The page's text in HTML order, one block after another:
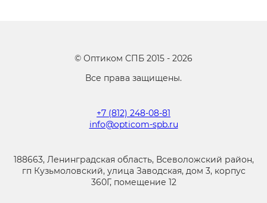
© Оптиком СПБ 2015 - 2026
Все права защищены.
+7 (812) 248-08-81
info@opticom-spb.ru
188663, Ленинградская область, Всеволожский район,
гп Кузьмоловский, улица Заводская, дом 3, корпус
360Г, помещение 12